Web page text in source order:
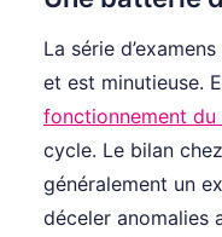
La série
et est minutieuse.
fonctionnement
cycle. Le bilan
généralement un
déceler anomalies